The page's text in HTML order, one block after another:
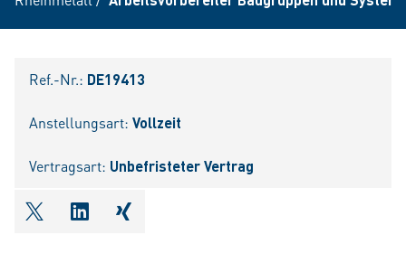
Ref.-Nr.: DE19413
Anstellungsart: Vollzeit
Vertragsart: Unbefristeter Vertrag
shareOntwitter
shareOnlinkedIn
shareOnxing